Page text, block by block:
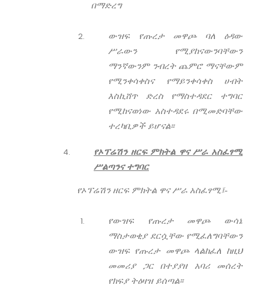
በማድረግ
ውዝፍ የጡረታ መዋጮ ባለ ዕዳው
ሥራውን የሚያከናውንባቸውን
ማንኛውንም ንብረት ጨምሮ ማናቸውም
የሚንቀሳቀስና የማይንቀሳቀስ ሀብት
እስኪሸጥ ድረስ የማስተዳደር ተግባር
የሚከናወነው አስተዳደሩ በሚመድባቸው
ተረካቢዎች ይሆናል፡፡
የኦፕሬሽን ዘርፍ ምክትል ዋና ሥራ አስፈፃሚ
ሥልጣንና ተግባር
የኦፕሬሽን ዘርፍ ምክትል ዋና ሥራ አስፈፃሚ፤-
የውዝፍ የጡረታ መዋጮ ውሳኔ
ማስታወቂያ ደርሷቸው የሚፈለግባቸውን
ውዝፍ የጡረታ መዋጮ ላልከፈለ ከዚህ
መመሪያ ጋር በተያያዘ አባሪ መሰረት
የክፍያ ትዕዛዝ ይሰጣል፡፡